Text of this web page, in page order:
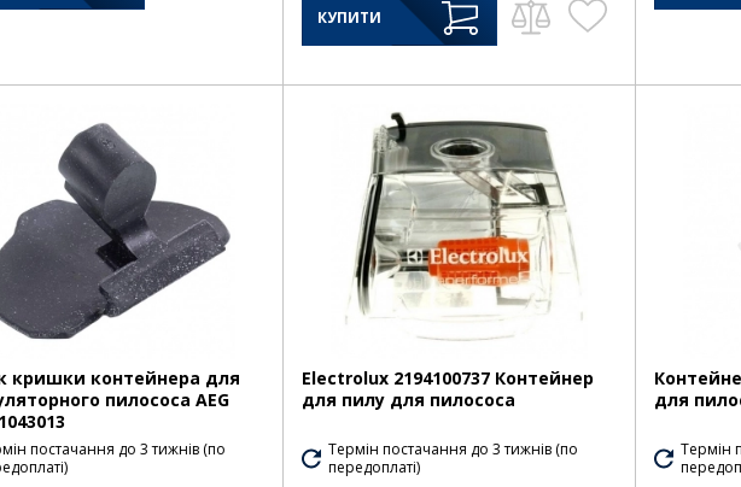
КУПИТИ
кришки контейнера для
пилососа AEG
постачання до 3 тижнів (по
Electrolux 2194100737 Контейнер
для пилу для пилососа
Термін постачання до 3 тижнів (по
передоплаті)
для
Термін